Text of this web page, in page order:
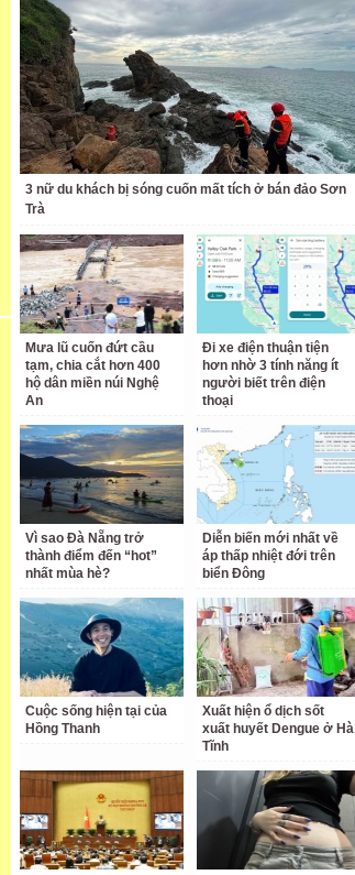
3 nữ du khách bị sóng cuốn mất tích ở bán đảo Sơn
Trà
Mưa lũ cuốn đứt cầu
tạm, chia cắt hơn 400
hộ dân miền núi Nghệ
An
Đi xe điện thuận tiện
hơn nhờ 3 tính năng ít
người biết trên điện
thoại
Vì sao Đà Nẵng trở
thành điểm đến “hot”
nhất mùa hè?
Diễn biến mới nhất về
áp thấp nhiệt đới trên
biển Đông
Cuộc sống hiện tại của
Hồng Thanh
Xuất hiện ổ dịch sốt
xuất huyết Dengue ở Hà
Tĩnh